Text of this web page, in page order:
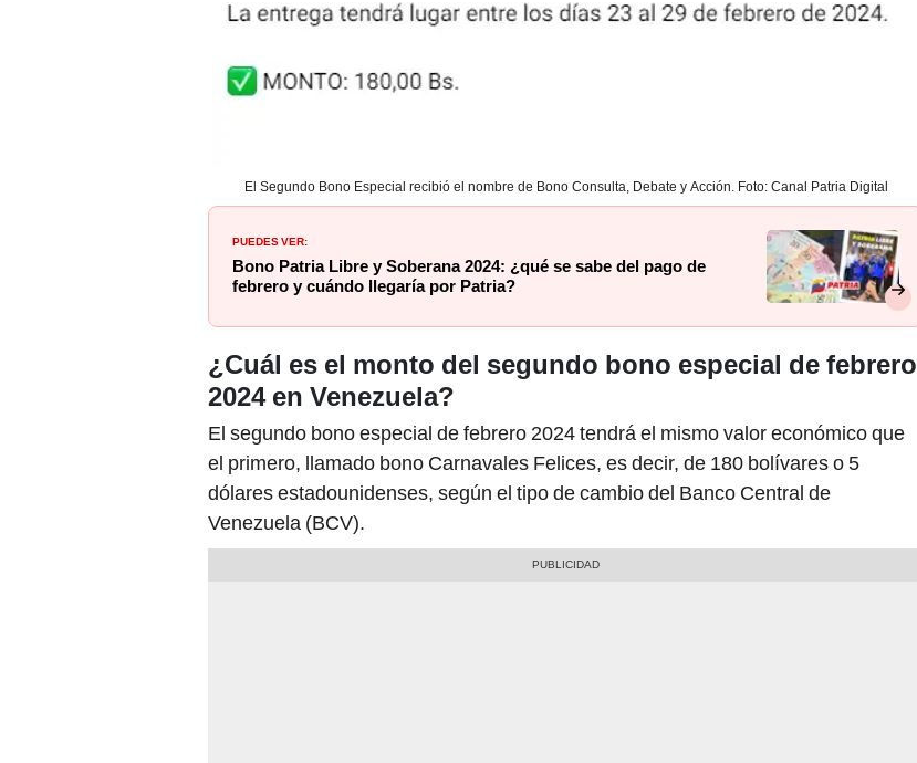
El Segundo Bono Especial recibió el nombre de Bono Consulta, Debate y Acción. Foto: Canal Patria Digital
Bono Patria Libre y Soberana 2024: ¿qué se sabe del pago de
febrero y cuándo llegaría por Patria?
¿Cuál es el monto del segundo bono especial de febrero
2024 en Venezuela?
El segundo bono especial de febrero 2024 tendrá el mismo valor económico que
el primero, llamado bono Carnavales Felices, es decir, de 180 bolívares o 5
dólares estadounidenses, según el tipo de cambio del Banco Central de
Venezuela (BCV).